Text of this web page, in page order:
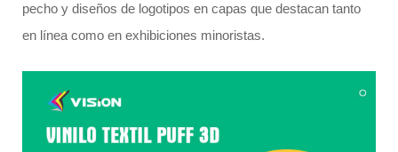
pecho y diseños de logotipos en capas que destacan tanto
en línea como en exhibiciones minoristas.